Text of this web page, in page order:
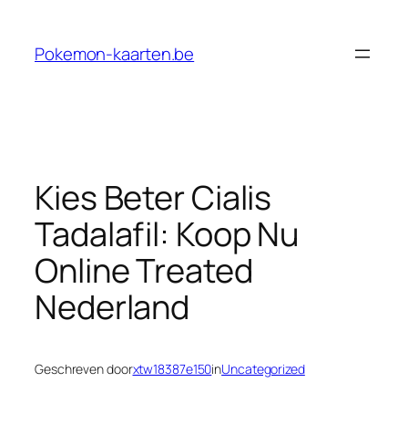
Pokemon-kaarten.be
Kies Beter Cialis
Tadalafil: Koop Nu
Online Treated
Nederland
Geschreven doorxtw18387e150inUncategorized